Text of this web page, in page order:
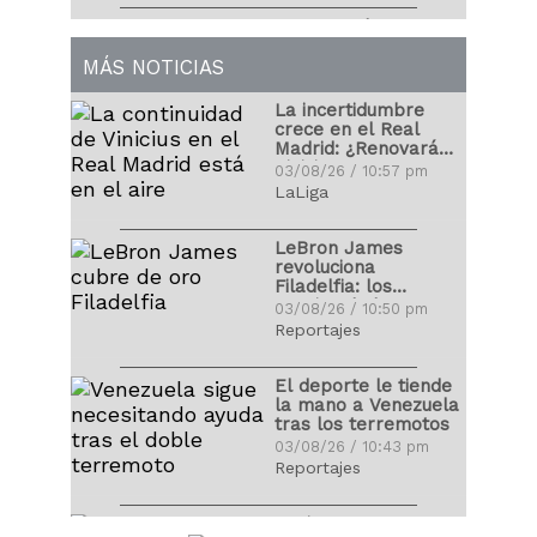
Fernando Alonso la
Fórmula 1 se despide
por las vacaciones
30/07/17 / 5:32 pm
publicó fotografía
con sus hijos recién
nacidos
29/06/17 / 8:40 pm
homenaje de la
Vinotinto
09/06/17 / 8:33 am
76 venezolanos
Lineup de Venezuela,
con fuerza
descomunal
Clásico Mundial de
Béisbol levanta el
telón con claros
MÁS NOTICIAS
La incertidumbre
crece en el Real
Madrid: ¿Renovará
Vinicius?
03/08/26 / 10:57 pm
LaLiga
LeBron James
revoluciona
Filadelfia: los
precios de las
entradas se
disparan
03/08/26 / 10:50 pm
Reportajes
El deporte le tiende
la mano a Venezuela
tras los terremotos
03/08/26 / 10:43 pm
Reportajes
LaLiga 2026-2027 ya